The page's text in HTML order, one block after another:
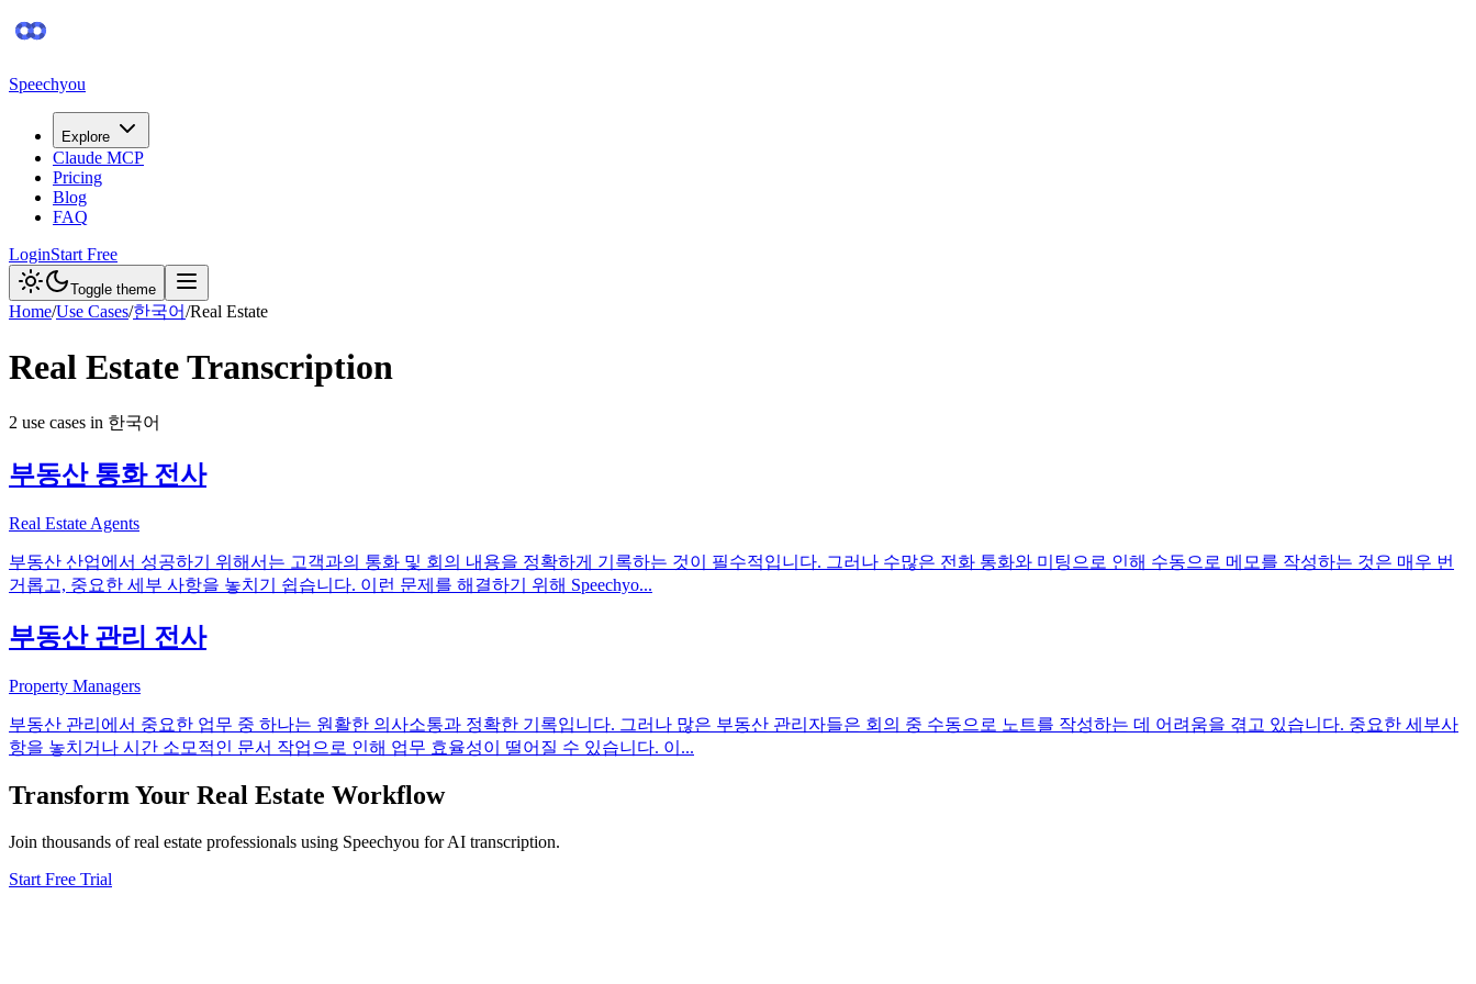
Speechyou
Explore
Claude MCP
Pricing
Blog
FAQ
LoginStart Free
Toggle theme
Home/Use Cases/한국어/Real Estate
Real EstateTranscription
2 use cases in 한국어
부동산 통화 전사
Real Estate Agents
부동산 산업에서 성공하기 위해서는 고객과의 통화 및 회의 내용을 정확하게 기록하는 것이 필수적입니다. 그러나 수많은 전화 통화와 미팅으로 인해 수동으로 메모를 작성하는 것은 매우 번
거롭고, 중요한 세부 사항을 놓치기 쉽습니다. 이런 문제를 해결하기 위해 Speechyo...
부동산 관리 전사
Property Managers
부동산 관리에서 중요한 업무 중 하나는 원활한 의사소통과 정확한 기록입니다. 그러나 많은 부동산 관리자들은 회의 중 수동으로 노트를 작성하는 데 어려움을 겪고 있습니다. 중요한 세부사
항을 놓치거나 시간 소모적인 문서 작업으로 인해 업무 효율성이 떨어질 수 있습니다. 이 ...
Transform Your Real Estate Workflow
Join thousands ofreal estate professionals using Speechyou for AI transcription.
Start Free Trial